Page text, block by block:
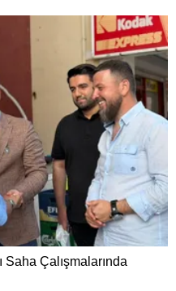
Çalışmalarında